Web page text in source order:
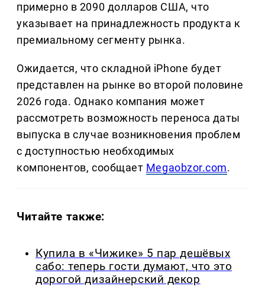
примерно в 2090 долларов США, что
указывает на принадлежность продукта к
премиальному сегменту рынка.
Ожидается, что складной iPhone будет
представлен на рынке во второй половине
2026 года. Однако компания может
рассмотреть возможность переноса даты
выпуска в случае возникновения проблем
с доступностью необходимых
компонентов, сообщает Megaobzor.com.
Читайте также:
Купила в «Чижике» 5 пар дешёвых
сабо: теперь гости думают, что это
дорогой дизайнерский декор